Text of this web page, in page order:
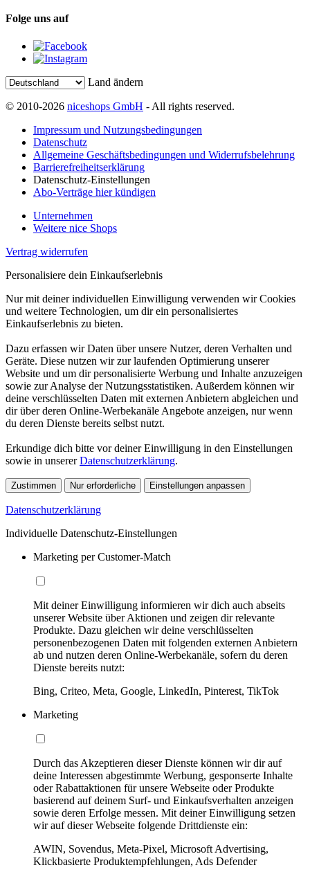
Folge uns auf
Land ändern
© 2010-2026 niceshops GmbH - All rights reserved.
Impressum und Nutzungsbedingungen
Datenschutz
Allgemeine Geschäftsbedingungen und Widerrufsbelehrung
Barrierefreiheitserklärung
Datenschutz-Einstellungen
Abo-Verträge hier kündigen
Unternehmen
Weitere nice Shops
Vertrag widerrufen
Personalisiere dein Einkaufserlebnis
Nur mit deiner individuellen Einwilligung verwenden wir Cookies
und weitere Technologien, um dir ein personalisiertes
Einkaufserlebnis zu bieten.
Dazu erfassen wir Daten über unsere Nutzer, deren Verhalten und
Geräte. Diese nutzen wir zur laufenden Optimierung unserer
Website und um dir personalisierte Werbung und Inhalte anzuzeigen
sowie zur Analyse der Nutzungsstatistiken. Außerdem können wir
deine verschlüsselten Daten mit externen Anbietern abgleichen und
dir über deren Online-Werbekanäle Angebote anzeigen, nur wenn
du deren Dienste bereits selbst nutzt.
Erkundige dich bitte vor deiner Einwilligung in den Einstellungen
sowie in unsererDatenschutzerklärung.
Zustimmen Nur erforderliche Einstellungen anpassen
Datenschutzerklärung
Individuelle Datenschutz-Einstellungen
Marketing per Customer-Match
Mit deiner Einwilligung informieren wir dich auch abseits
unserer Website über Aktionen und zeigen dir relevante
Produkte. Dazu gleichen wir deine verschlüsselten
personenbezogenen Daten mit folgenden externen Anbietern
ab und nutzen deren Online-Werbekanäle, sofern du deren
Dienste bereits nutzt:
Bing, Criteo, Meta, Google, LinkedIn, Pinterest, TikTok
Marketing
Durch das Akzeptieren dieser Dienste können wir dir auf
deine Interessen abgestimmte Werbung, gesponserte Inhalte
oder Rabattaktionen für unsere Webseite oder Produkte
basierend auf deinem Surf- und Einkaufsverhalten anzeigen
sowie deren Erfolge messen. Mit deiner Einwilligung setzen
wir auf dieser Webseite folgende Drittdienste ein:
AWIN, Sovendus, Meta-Pixel, Microsoft Advertising,
Klickbasierte Produktempfehlungen, Ads Defender